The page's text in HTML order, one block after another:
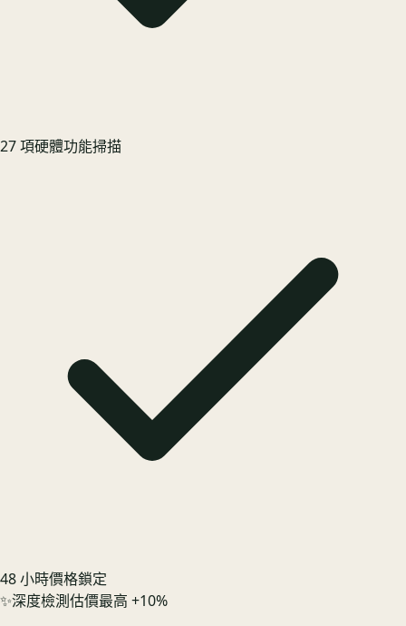
27 項硬體功能掃描
48 小時價格鎖定
✨深度檢測估價最高 +10%